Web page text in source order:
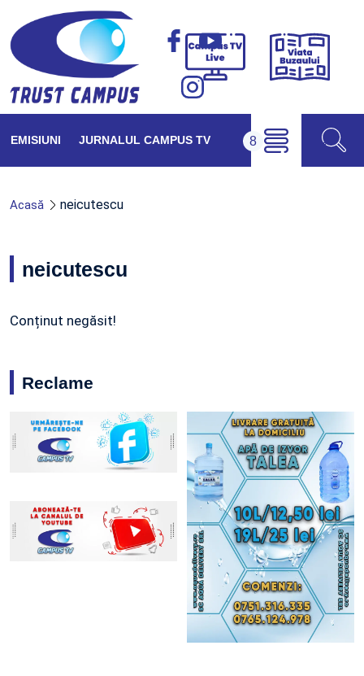
Campus
Viața
EMISIUNI JURNALUL CAMPUS TV
Acasă neicutescu
neicutescu
Conținut negăsit!
Reclame